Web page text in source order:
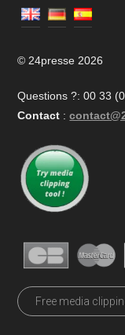
© 24presse 2026
Questions ?: 00 33
Contact :
Free media